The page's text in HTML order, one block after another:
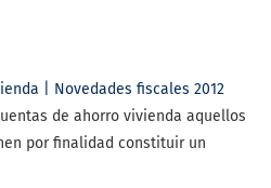
| Novedades fiscales 2012
de ahorro vivienda aquellos
por finalidad constituir un